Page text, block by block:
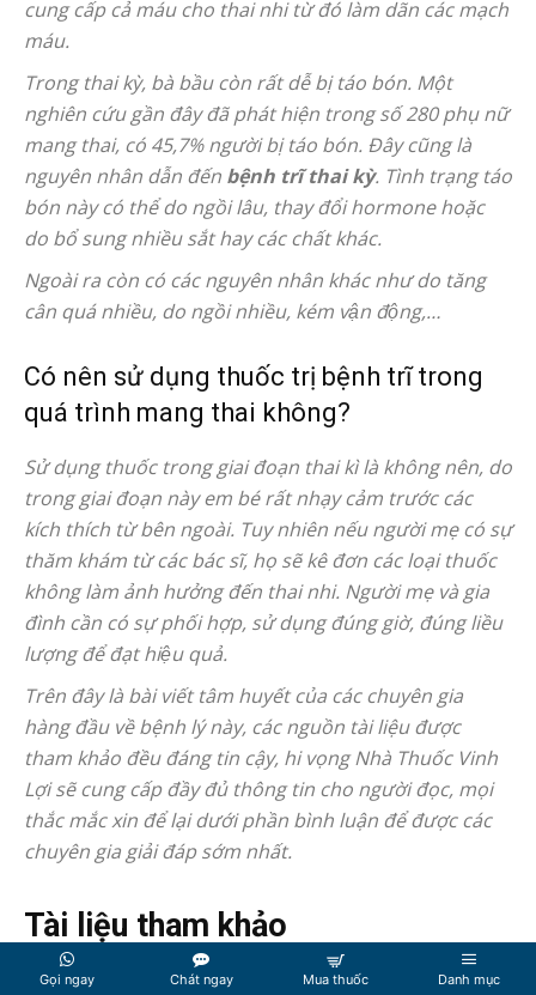
cung cấp cả máu cho thai nhi từ đó làm dãn các mạch
máu.
Trong thai kỳ, bà bầu còn rất dễ bị táo bón. Một
nghiên cứu gần đây đã phát hiện trong số 280 phụ nữ
mang thai, có 45,7% người bị táo bón. Đây cũng là
nguyên nhân dẫn đến bệnh trĩ thai kỳ. Tình trạng táo
bón này có thể do ngồi lâu, thay đổi hormone hoặc
do bổ sung nhiều sắt hay các chất khác.
Ngoài ra còn có các nguyên nhân khác như do tăng
cân quá nhiều, do ngồi nhiều, kém vận động,…
Có nên sử dụng thuốc trị bệnh trĩ trong
quá trình mang thai không?
Sử dụng thuốc trong giai đoạn thai kì là không nên, do
trong giai đoạn này em bé rất nhạy cảm trước các
kích thích từ bên ngoài. Tuy nhiên nếu người mẹ có sự
thăm khám từ các bác sĩ, họ sẽ kê đơn các loại thuốc
không làm ảnh hưởng đến thai nhi. Người mẹ và gia
đình cần có sự phối hợp, sử dụng đúng giờ, đúng liều
lượng để đạt hiệu quả.
Trên đây là bài viết tâm huyết của các chuyên gia
hàng đầu về bệnh lý này, các nguồn tài liệu được
tham khảo đều đáng tin cậy, hi vọng Nhà Thuốc Vinh
Lợi sẽ cung cấp đầy đủ thông tin cho người đọc, mọi
thắc mắc xin để lại dưới phần bình luận để được các
chuyên gia giải đáp sớm nhất.
Tài liệu tham khảo
Hemorrhoids: Signs, Diagnoisis, Treatment, link:
Gọi ngay Chát ngay Mua thuốc Danh mục